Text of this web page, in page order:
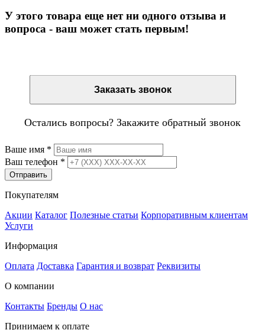
У этого товара еще нет ни одного отзыва и
вопроса - ваш может стать первым!
Заказать звонок
Остались вопросы? Закажите обратный звонок
Ваше имя *
Ваш телефон *
Отправить
Покупателям
Акции Каталог Полезные статьи Корпоративным клиентам
Услуги
Информация
Оплата Доставка Гарантия и возврат Реквизиты
О компании
Контакты Бренды О нас
Принимаем к оплате